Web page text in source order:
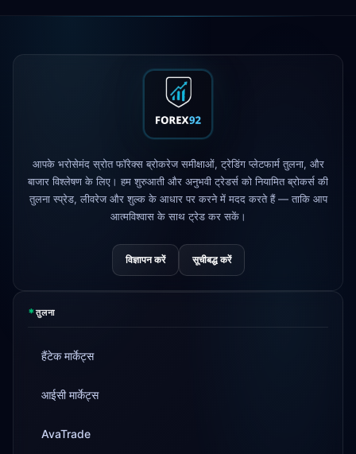
FP Markets — नए ज़ीरो-कमीशन खाते
नियामक लाइसेंस खो दिया
Tickmillनिकासी गति अब 24 घंटे 4d
आपके भरोसेमंद स्रोत फॉरेक्स ब्रोकरेज समीक्षाओं, ट्रेडिंग प्लेटफार्म तुलना, और
बाजार विश्लेषण के लिए। हम शुरुआती और अनुभवी ट्रेडर्स को नियामित ब्रोकर्स की
तुलना स्प्रेड, लीवरेज और शुल्क के आधार पर करने में मदद करते हैं — ताकि आप
आत्मविश्वास के साथ ट्रेड कर सकें।
विज्ञापन करें सूचीबद्ध करें
*तुलना
हैंटेक मार्केट्स
आईसी मार्केट्स
AvaTrade